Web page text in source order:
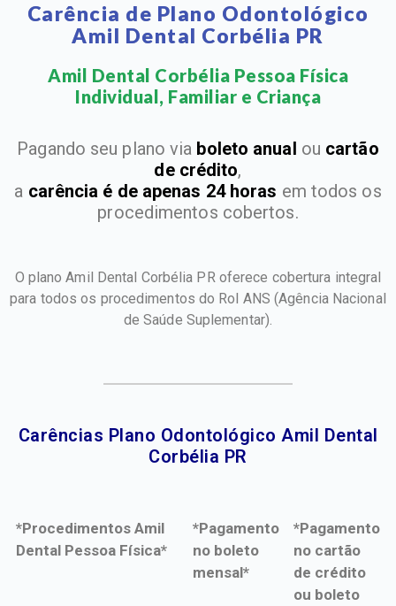
Carência de Plano Odontológico
Amil Dental Corbélia PR
Amil Dental Corbélia Pessoa Física
Individual, Familiar e Criança​
Pagando seu plano via boleto anual ou cartão
de crédito,
a carência é de apenas 24 horas em todos os
procedimentos cobertos.
O plano Amil Dental Corbélia PR oferece cobertura integral
para todos os procedimentos do Rol ANS(Agência Nacional
de Saúde Suplementar).
Carências Plano Odontológico Amil Dental
Corbélia PR​
*Procedimentos Amil
Dental Pessoa Física*
*Pagamento
no boleto
mensal*
*Pagamento
no cartão
de crédito
ou boleto